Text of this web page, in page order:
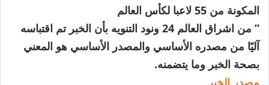
المكونة من 55 لاعبا لكأس العالم
” من اشراق العالم 24 ونود التنويه بأن الخبر تم اقتباسه
آليًا من مصدره الأساسي والمصدر الأساسي هو المعني
بصحة الخبر وما يتضمنه.
مصدر الخبر